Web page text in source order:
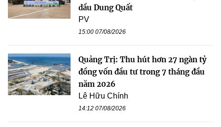
dầu Dung Quất
PV
15:00 07/08/2026
Quảng Trị: Thu hút hơn 27 ngàn tỷ
đồng vốn đầu tư trong 7 tháng đầu
năm 2026
Lê Hữu Chính
14:12 07/08/2026